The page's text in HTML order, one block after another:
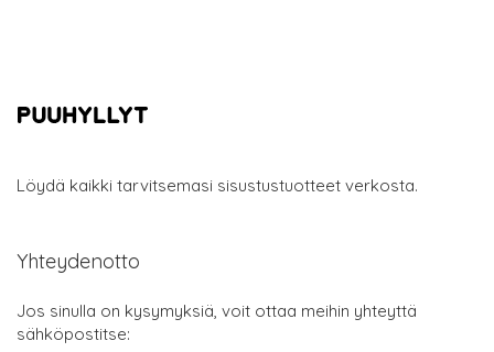
Löydä kaikki tarvitsemasi sisustustuotteet verkosta.
Yhteydenotto
Jos sinulla on kysymyksiä, voit ottaa meihin yhteyttä
sähköpostitse: